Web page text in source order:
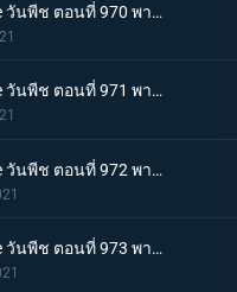
One piece วันพีช ตอนที่ 970 พากย์ไทย ข่าวร้าย เปิดยุคแห่งโจรสลัด
One piece วันพีช ตอนที่ 971 พากย์ไทย บุก! โอเด้งและ 9 ปลอกดาบแดง
One piece วันพีช ตอนที่ 972 พากย์ไทย ถึงเวลาตัดสิน! โอเด้งปะทะไคโด!
One piece วันพีช ตอนที่ 973 พากย์ไทย ต้มจนตาย การต่อสู้ 1 ชั่วโมงของโอเด้ง